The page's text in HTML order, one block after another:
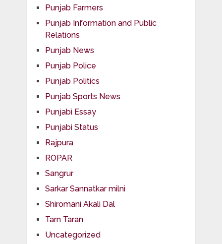
Punjab Farmers
Punjab Information and Public
Relations
Punjab News
Punjab Police
Punjab Politics
Punjab Sports News
Punjabi Essay
Punjabi Status
Rajpura
ROPAR
Sangrur
Sarkar Sannatkar milni
Shiromani Akali Dal
Tarn Taran
Uncategorized